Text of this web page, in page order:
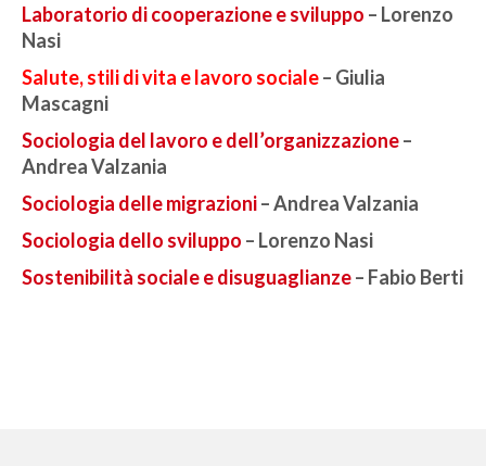
AREE DI RICERCA
MIGRAZIONI, MOBILITA’ E MODELLI DI
ACCOGLIENZA
POLITICHE E SERVIZI SOCIO-SANITARI,
ENTI DI TERZO SETTORE
PROCESSI DI IMPOVERIMENTO, STILI DI
VITA E INSICUREZZA ALIMENTARE
SVILUPPO LOCALE, SOSTENIBILITA’
Laboratorio di cooperazione e sviluppo – Lorenzo
Nasi
Salute, stili di vita e lavoro sociale– Giulia
Mascagni
Sociologia del lavoro e dell’organizzazione–
Andrea Valzania
Sociologia delle migrazioni– Andrea Valzania
Sociologia dello sviluppo – Lorenzo Nasi
Sostenibilità sociale e disuguaglianze– Fabio Berti